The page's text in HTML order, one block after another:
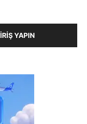
YAPIN